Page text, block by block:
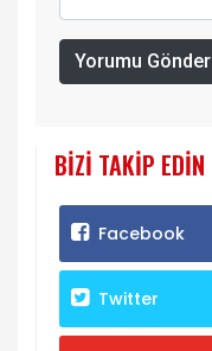
Yorumu Gönder
BIZI TAKIP EDIN
Facebook
Twitter